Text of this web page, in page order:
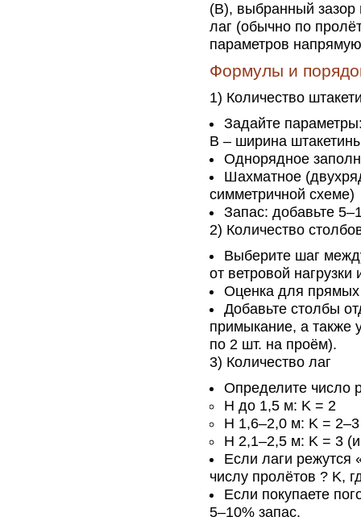
(B), выбранный
лаг (обычно по
параметров
Формулы и
1) Количество
Задайте
B – ширина
Однорядное
Шахматное
симметричной схеме)
Запас: добавьте
2) Количество
Выберите шаг
от ветровой
Оценка для прямых
Добавьте столбы
примыкание, а также
по 2 шт. на проём).
3) Количество лаг
Определите число
H до 1,5 м: K = 2
H 1,6–2,0 м: K =
H 2,1–2,5 м: K = 3
Если лаги режутся
числу пролётов ? K,
Если покупаете
5–10% запас.